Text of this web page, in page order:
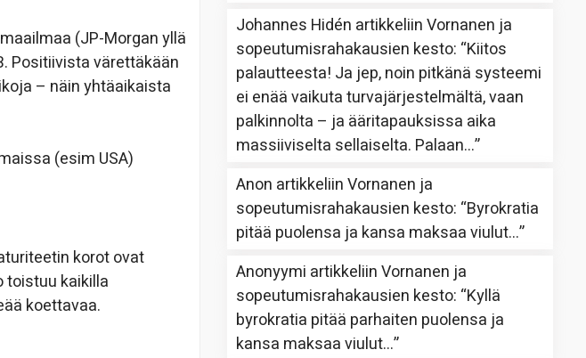
(JP-Morgan yllä
Positiivista värettäkään
– näin yhtäaikaista
(esim USA)
korot ovat
toistuu kaikilla
koettavaa.
Johannes Hidén artikkeliinVornanen ja
sopeutumisrahakausien kesto: “Kiitos
palautteesta! Ja jep, noin pitkänä systeemi
ei enää vaikuta turvajärjestelmältä, vaan
palkinnolta – ja ääritapauksissa aika
massiiviselta sellaiselta. Palaan…”
Anon artikkeliinVornanen ja
sopeutumisrahakausien kesto: “Byrokratia
pitää puolensa ja kansa maksaa viulut…”
Anonyymi artikkeliinVornanen ja
sopeutumisrahakausien kesto: “Kyllä
byrokratia pitää parhaiten puolensa ja
kansa maksaa viulut…”